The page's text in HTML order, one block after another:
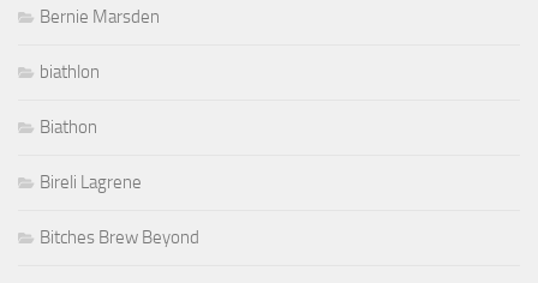
Bernie Marsden
biathlon
Biathon
Bireli Lagrene
Bitches Brew Beyond